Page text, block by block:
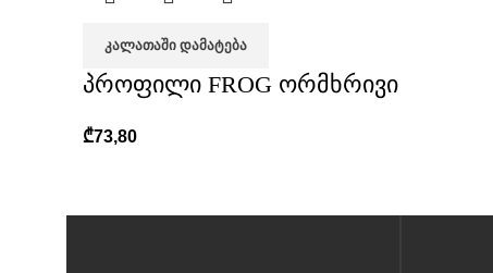
ᲙᲐᲚᲐᲗᲐᲨᲘ ᲓᲐᲛᲐᲢᲔᲑᲐ
პროფილი FROG ორმხრივი
₾73,80